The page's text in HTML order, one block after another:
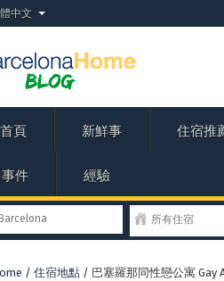
中文
首頁 新鮮事 住宿推
事件 經驗
Barcelona 所有住宿
/ 住宿地點/ 巴塞羅那同性戀公寓 Gay